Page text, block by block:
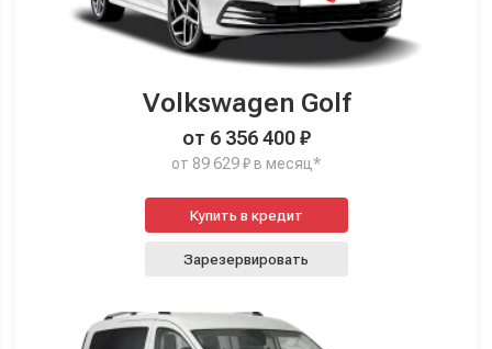
Volkswagen Golf
от 6 356 400 ₽
от 89 629 ₽ в месяц*
Купить в кредит
Зарезервировать